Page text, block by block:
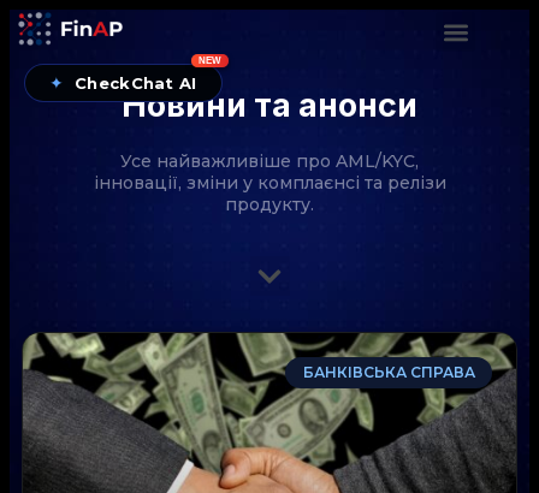
✦ CheckChat AI
NEW
Новини та анонси
Усе найважливіше про AML/KYC,
інновації, зміни у комплаєнсі та релізи
продукту.
БАНКІВСЬКА СПРАВА